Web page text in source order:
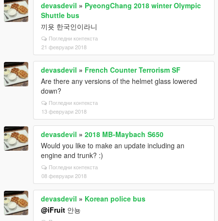
devasdevil » PyeongChang 2018 winter Olympic
Shuttle bus
끼욧 한국인이라니
Погледни контекста
21 февруари 2018
devasdevil » French Counter Terrorism SF
Are there any versions of the helmet glass lowered
down?
Погледни контекста
13 февруари 2018
devasdevil » 2018 MB-Maybach S650
Would you like to make an update including an
engine and trunk? :)
Погледни контекста
08 февруари 2018
devasdevil » Korean police bus
@iFruit 안뇽